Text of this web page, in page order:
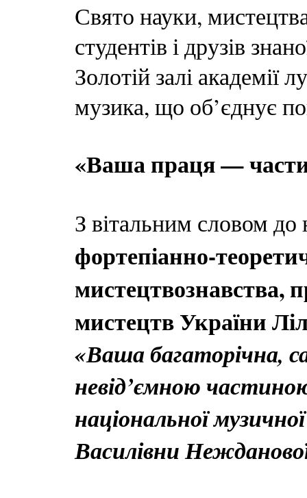
Свято науки,
студентів і друзів
Золотій залі академії
музика, що об’єднує
«Ваша праця —
З вітальним словом
фортепіанно-
мистецтвознавства,
мистецтв України
«Ваша багаторічна,
невід’ємною
національної
Василівни